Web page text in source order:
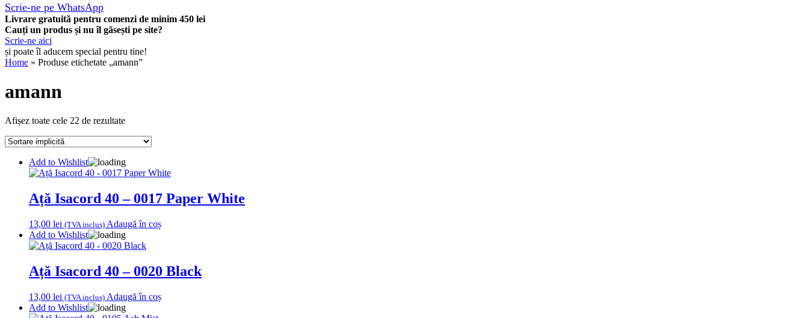
Scrie-ne pe WhatsApp
Livrare gratuită pentru comenzi de minim 450 lei
Cauți un produs și nu îl găsești pe site?
Scrie-ne aici
și poate îl aducem special pentru tine!
Home » Produse etichetate „amann”
amann
Afișez toate cele 22 de rezultate
Add to Wishlist
Ață Isacord 40 – 0017 Paper White
13,00 lei (TVA inclus) Adaugă în coș
Add to Wishlist
Ață Isacord 40 – 0020 Black
13,00 lei (TVA inclus) Adaugă în coș
Add to Wishlist